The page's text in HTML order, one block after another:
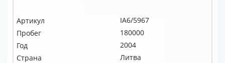
Артикул
IA6/5967
Пробег
180000
Год
2004
Страна
Литва